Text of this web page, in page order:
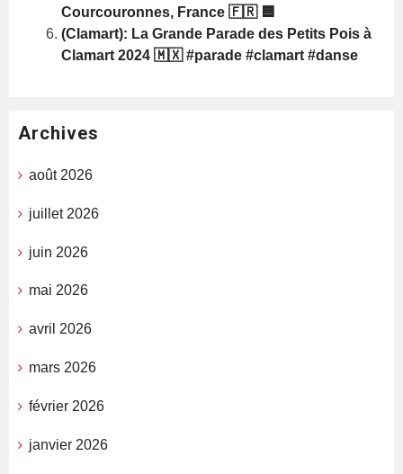
Courcouronnes, France 🇫🇷 🟦
(Clamart): La Grande Parade des Petits Pois à
Clamart 2024 🇲🇽 #parade #clamart #danse
Archives
août 2026
juillet 2026
juin 2026
mai 2026
avril 2026
mars 2026
février 2026
janvier 2026